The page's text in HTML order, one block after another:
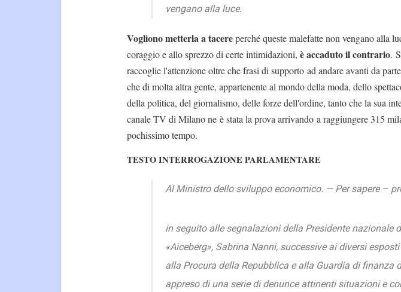
vengano alla luce.
Vogliono metterla a tacereperché queste malefatte non vengano alla
coraggio e allo sprezzo di certe intimidazioni, è accaduto il contrario.
raccoglie l'attenzione oltre che frasi di supporto ad andare avanti da
che di molta altra gente, appartenente al mondo della moda, dello
della politica, del giornalismo, delle forze dell'ordine, tanto che la sua
canale TV di Milano ne è stata la prova arrivando a raggiungere 315
pochissimo tempo.
TESTO INTERROGAZIONE PARLAMENTARE
Al Ministro dello sviluppo economico. — Per sapere –
in seguito alle segnalazioni della Presidente nazionale
«Aiceberg», Sabrina Nanni, successive ai diversi
alla Procura della Repubblica e alla Guardia di finanza
appreso di una serie di denunce attinenti situazioni e